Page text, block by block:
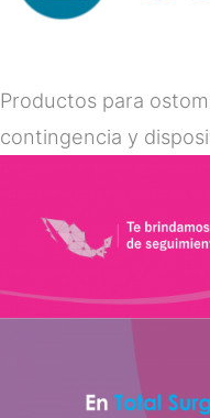
Productos para
contingencia y